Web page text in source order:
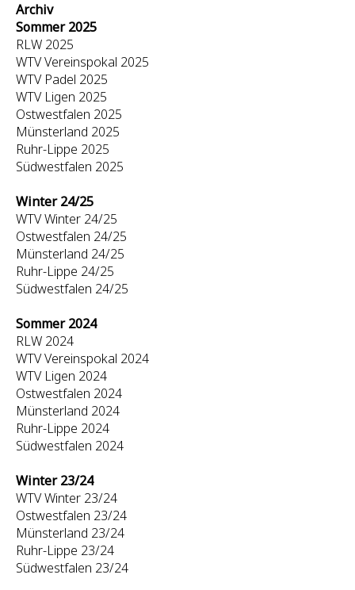
Archiv
Sommer 2025
RLW 2025
WTV Vereinspokal 2025
WTV Padel 2025
WTV Ligen 2025
Ostwestfalen 2025
Münsterland 2025
Ruhr-Lippe 2025
Südwestfalen 2025
Winter 24/25
WTV Winter 24/25
Ostwestfalen 24/25
Münsterland 24/25
Ruhr-Lippe 24/25
Südwestfalen 24/25
Sommer 2024
RLW 2024
WTV Vereinspokal 2024
WTV Ligen 2024
Ostwestfalen 2024
Münsterland 2024
Ruhr-Lippe 2024
Südwestfalen 2024
Winter 23/24
WTV Winter 23/24
Ostwestfalen 23/24
Münsterland 23/24
Ruhr-Lippe 23/24
Südwestfalen 23/24